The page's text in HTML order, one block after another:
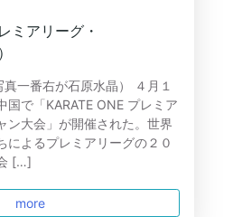
ミアリーグ・
真一番右が石原水晶） ４月１
国で「KARATE ONE プレミア
ン大会」が開催された。世界
によるプレミアリーグの２０
[…]
more